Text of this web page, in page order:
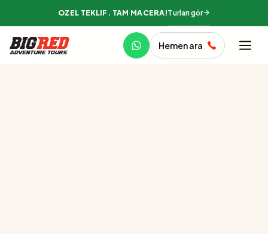
ÖZEL TEKLIF. TAM MACERA!Turları gör
Hemen ara